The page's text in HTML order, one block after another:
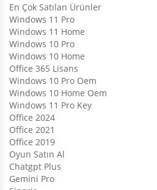
En Çok Satılan Ürünler
Windows 11 Pro
Windows 11 Home
Windows 10 Pro
Windows 10 Home
Office 365 Lisans
Windows 10 Pro Oem
Windows 10 Home Oem
Windows 11 Pro Key
Office 2024
Office 2021
Office 2019
Oyun Satın Al
Chatgpt Plus
Gemini Pro